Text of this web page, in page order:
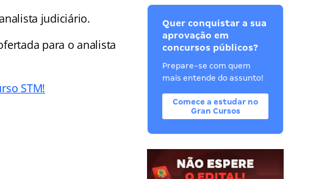
judiciário.
para o analista
STM!
Quer conquistar a sua
aprovação em
concursos públicos?
Prepare-se com quem
mais entende do assunto!
Comece a estudar no
Gran Cursos